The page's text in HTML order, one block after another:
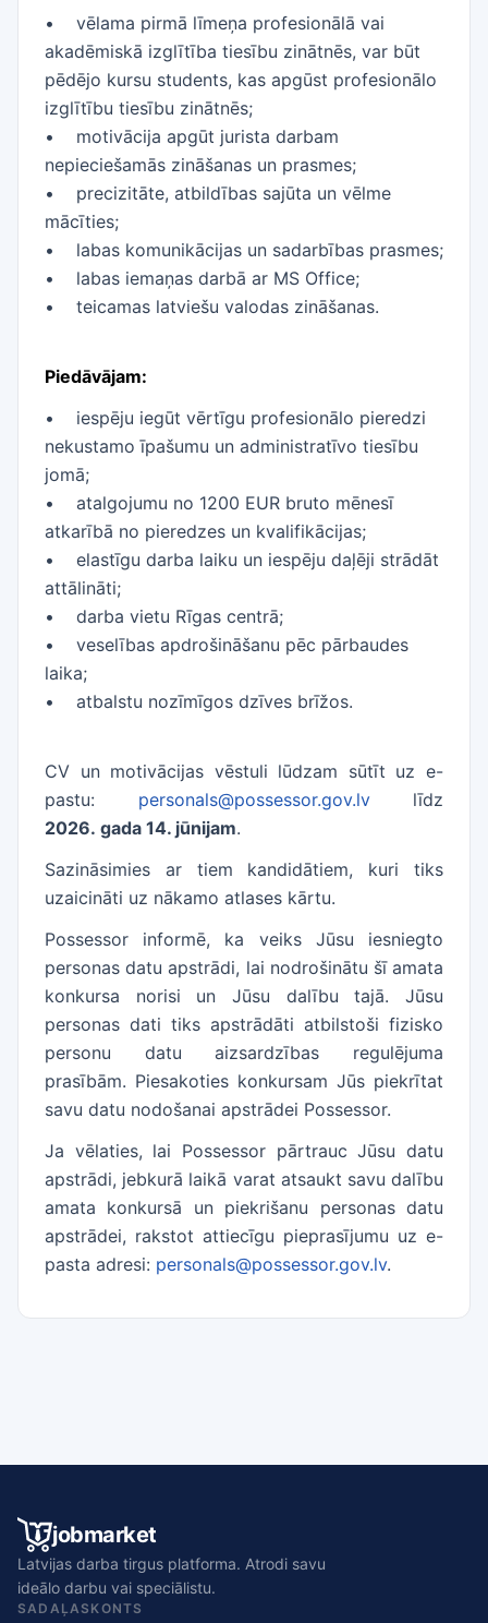
• vēlama pirmā līmeņa profesionālā vai
akadēmiskā izglītība tiesību zinātnēs, var būt
pēdējo kursu students, kas apgūst profesionālo
izglītību tiesību zinātnēs;
• motivācija apgūt jurista darbam
nepieciešamās zināšanas un prasmes;
• precizitāte, atbildības sajūta un vēlme
mācīties;
• labas komunikācijas un sadarbības prasmes;
• labas iemaņas darbā ar MS Office;
• teicamas latviešu valodas zināšanas.
Piedāvājam:
• iespēju iegūt vērtīgu profesionālo pieredzi
nekustamo īpašumu un administratīvo tiesību
jomā;
• atalgojumu no 1200 EUR bruto mēnesī
atkarībā no pieredzes un kvalifikācijas;
• elastīgu darba laiku un iespēju daļēji strādāt
attālināti;
• darba vietu Rīgas centrā;
• veselības apdrošināšanu pēc pārbaudes
laika;
• atbalstu nozīmīgos dzīves brīžos.
CV un motivācijas vēstuli lūdzam sūtīt uz e-
pastu: personals@possessor.gov.lvlīdz
2026. gada 14. jūnijam.
Sazināsimies ar tiem kandidātiem, kuri tiks
uzaicināti uz nākamo atlases kārtu.
Possessor informē, ka veiks Jūsu iesniegto
personas datu apstrādi, lai nodrošinātu šī amata
konkursa norisi un Jūsu dalību tajā. Jūsu
personas dati tiks apstrādāti atbilstoši fizisko
personu datu aizsardzības regulējuma
prasībām. Piesakoties konkursam Jūs piekrītat
savu datu nodošanai apstrādei Possessor.
Ja vēlaties, lai Possessor pārtrauc Jūsu datu
apstrādi, jebkurā laikā varat atsaukt savu dalību
amata konkursā un piekrišanu personas datu
apstrādei, rakstot attiecīgu pieprasījumu uz e-
pasta adresi: personals@possessor.gov.lv.
jobmarket
Latvijas darba tirgus platforma. Atrodi savu
ideālo darbu vai speciālistu.
SADAĻAS KONTS